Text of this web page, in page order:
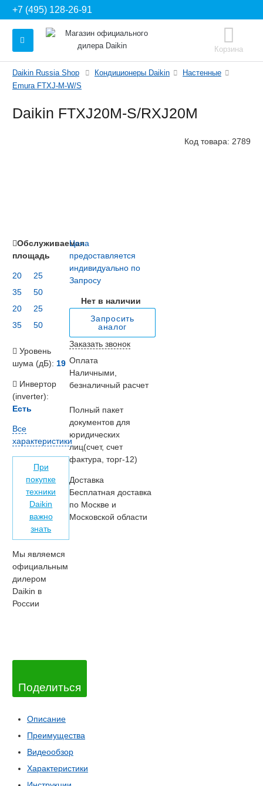
+7 (495) 128-26-91
Корзина
Daikin Russia Shop Кондиционеры Daikin
Настенные
Emura FTXJ-M-W/S
Daikin FTXJ20M-S/RXJ20M
Код товара: 2789
Цена
предоставляется
индивидуально по
Запросу
Нет в наличии
Запросить
аналог
Заказать звонок
Оплата
Наличными,
безналичный расчет
Полный пакет
документов для
юридических
лиц(счет, счет
фактура, торг-12)
Доставка
Бесплатная доставка
по Москве и
Московской области
Обслуживаемая
площадь
20
25
35
50
20
25
35
50
Уровень
шума (дБ): 19
Инвертор
(inverter):
Есть
Все
характеристики
При
покупке
техники
Daikin
важно
знать
Мы являемся
официальным
дилером
Daikin в
России
Поделиться
Описание
Преимущества
Видеообзор
Характеристики